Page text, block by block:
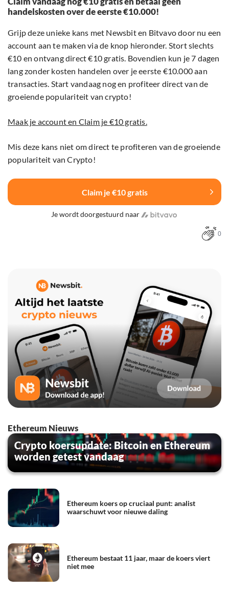
handelskosten over de eerste €10.000!
Grijp deze unieke kans met Newsbit en Bitvavo door nu een
account aan te maken via de knop hieronder. Stort slechts
€10 en ontvang direct €10 gratis. Bovendien kun je 7 dagen
lang zonder kosten handelen over je eerste €10.000 aan
transacties. Start vandaag nog en profiteer direct van de
groeiende populariteit van crypto!
Maak je account en Claim je €10 gratis.
Mis deze kans niet om direct te profiteren van de groeiende
populariteit van Crypto!
Claim je €10 gratis
Je wordt doorgestuurd naar
0
Ethereum Nieuws
Crypto koersupdate: Bitcoin en Ethereum
worden getest vandaag
Ethereum koers op cruciaal punt: analist
waarschuwt voor nieuwe daling
Ethereum bestaat 11 jaar, maar de koers viert
niet mee